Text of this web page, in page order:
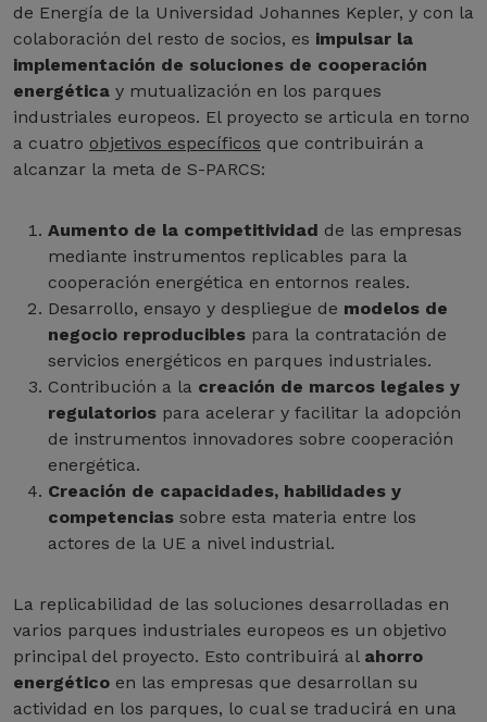
de Energía de la Universidad Johannes Kepler, y con la
colaboración del resto de socios, es impulsar la
implementación de soluciones de cooperación
energética y mutualización en los parques
industriales europeos. El proyecto se articula en torno
a cuatro objetivos específicos que contribuirán a
alcanzar la meta de S-PARCS:
Aumento de la competitividad de las empresas
mediante instrumentos replicables para la
cooperación energética en entornos reales.
Desarrollo, ensayo y despliegue de modelos de
negocio reproducibles para la contratación de
servicios energéticos en parques industriales.
Contribución a la creación de marcos legales y
regulatorios para acelerar y facilitar la adopción
de instrumentos innovadores sobre cooperación
energética.
Creación de capacidades, habilidades y
competencias sobre esta materia entre los
actores de la UE a nivel industrial.
La replicabilidad de las soluciones desarrolladas en
varios parques industriales europeos es un objetivo
principal del proyecto. Esto contribuirá al ahorro
energético en las empresas que desarrollan su
actividad en los parques, lo cual se traducirá en una